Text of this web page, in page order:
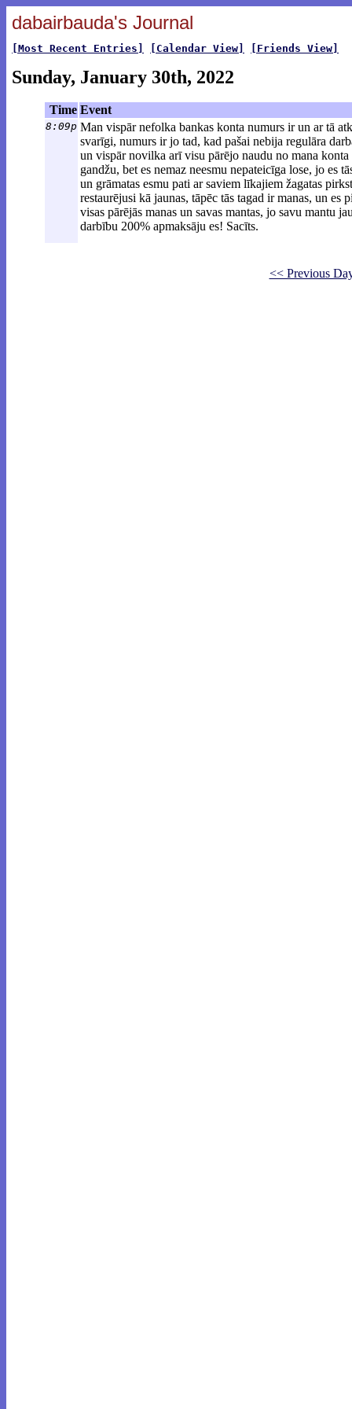
dabairbauda's Journal
[Most Recent Entries] [Calendar View] [Friends View]
Sunday, January 30th, 2022
Time Event
8:09p Man vispār nefolka bankas konta numurs ir un ar tā
svarīgi, numurs ir jo tad, kad pašai nebija regulāra
un vispār novilka arī visu pārējo naudu no mana
gandžu, bet es nemaz neesmu nepateicīga lose, jo es
un grāmatas esmu pati ar saviem līkajiem žagatas
restaurējusi kā jaunas, tāpēc tās tagad ir manas, un
visas pārējās manas un savas mantas, jo savu mantu
darbību 200% apmaksāju es! Sacīts.
<< Previous